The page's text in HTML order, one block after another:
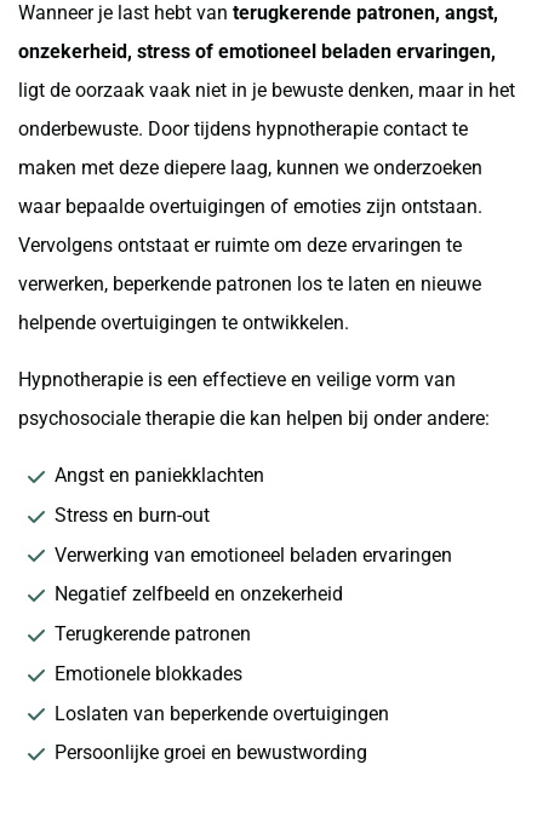
Wanneer je last hebt van terugkerende patronen, angst,
onzekerheid, stress of emotioneel beladen ervaringen,
ligt de oorzaak vaak niet in je bewuste denken, maar in het
onderbewuste. Door tijdens hypnotherapie contact te
maken met deze diepere laag, kunnen we onderzoeken
waar bepaalde overtuigingen of emoties zijn ontstaan.
Vervolgens ontstaat er ruimte om deze ervaringen te
verwerken, beperkende patronen los te laten en nieuwe
helpende overtuigingen te ontwikkelen.
Hypnotherapie is een effectieve en veilige vorm van
psychosociale therapie die kan helpen bij onder andere:
Angst en paniekklachten
Stress en burn-out
Verwerking van emotioneel beladen ervaringen
Negatief zelfbeeld en onzekerheid
Terugkerende patronen
Emotionele blokkades
Loslaten van beperkende overtuigingen
Persoonlijke groei en bewustwording